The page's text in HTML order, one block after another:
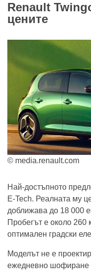
Renault
цените
© media.renault.com
Най-достъпното
E-Tech. Реалната му
доближава до 18 000
Пробегът е около 260
оптимален градски
Моделът не е
ежедневно шофиране